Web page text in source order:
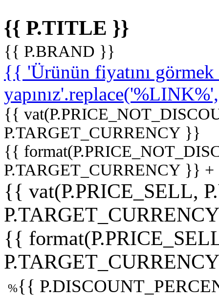
{{ P.TITLE }}
{{ P.BRAND }}
{{ 'Ürünün fiyatını
{{
P.TARGET_CURRENCY }}
{{
P.TARGET_CURRENCY }}
{{ vat(P.PRICE_SELL,
{{
%{{